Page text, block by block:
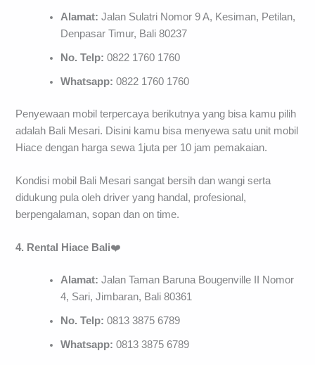
Alamat: Jalan Sulatri Nomor 9 A, Kesiman, Petilan,
Denpasar Timur, Bali 80237
No. Telp: 0822 1760 1760
Whatsapp: 0822 1760 1760
Penyewaan mobil terpercaya berikutnya yang bisa kamu pilih
adalah Bali Mesari. Disini kamu bisa menyewa satu unit mobil
Hiace dengan harga sewa 1juta per 10 jam pemakaian.
Kondisi mobil Bali Mesari sangat bersih dan wangi serta
didukung pula oleh driver yang handal, profesional,
berpengalaman, sopan dan on time.
4. Rental Hiace Bali❤️
Alamat:Jalan Taman Baruna Bougenville II Nomor
4, Sari, Jimbaran, Bali 80361
No. Telp: 0813 3875 6789
Whatsapp: 0813 3875 6789